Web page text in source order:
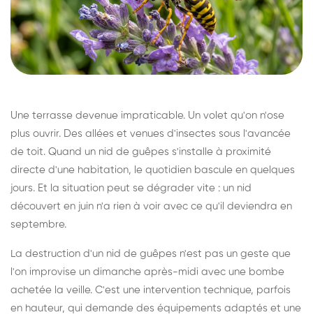
Une terrasse devenue impraticable. Un volet qu'on n'ose
plus ouvrir. Des allées et venues d'insectes sous l'avancée
de toit. Quand un nid de guêpes s'installe à proximité
directe d'une habitation, le quotidien bascule en quelques
jours. Et la situation peut se dégrader vite : un nid
découvert en juin n'a rien à voir avec ce qu'il deviendra en
septembre.
La destruction d'un nid de guêpes n'est pas un geste que
l'on improvise un dimanche après-midi avec une bombe
achetée la veille. C'est une intervention technique, parfois
en hauteur, qui demande des équipements adaptés et une